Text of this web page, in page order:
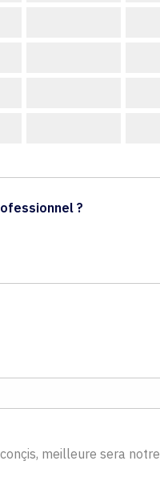
?
meilleure sera notre